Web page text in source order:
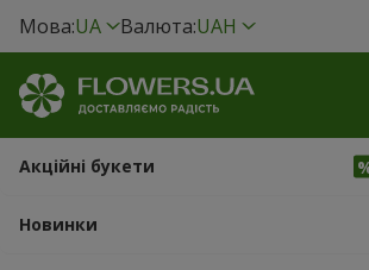
Мова:UA Валюта:UAH
Акційні букети
Новинки